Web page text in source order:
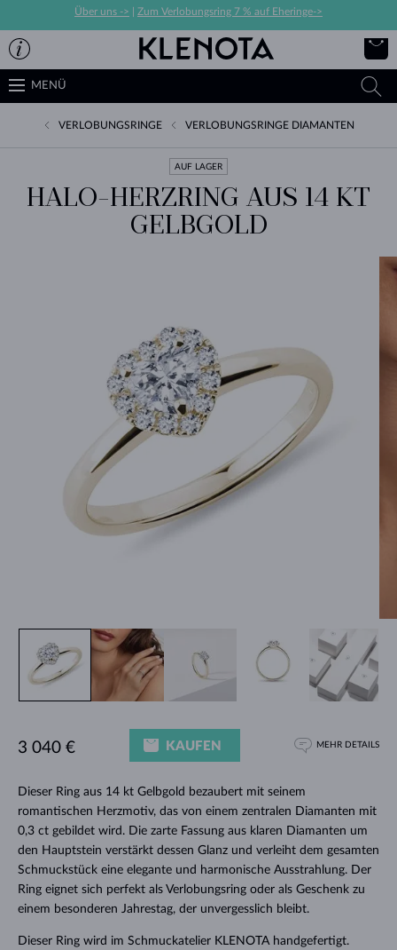
Über uns -> Zum Verlobungsring 7 % auf Eheringe->
MENÜ
VERLOBUNGSRINGE VERLOBUNGSRINGE DIAMANTEN
AUF LAGER
HALO-HERZRING AUS 14 KT
GELBGOLD
Dieser Ring aus 14 kt Gelbgold bezaubert mit seinem
romantischen Herzmotiv, das von einem zentralen Diamanten mit
0,3 ct gebildet wird. Die zarte Fassung aus klaren Diamanten um
den Hauptstein verstärkt dessen Glanz und verleiht dem gesamten
Schmuckstück eine elegante und harmonische Ausstrahlung. Der
Ring eignet sich perfekt als Verlobungsring oder als Geschenk zu
einem besonderen Jahrestag, der unvergesslich bleibt.
Dieser Ring wird im Schmuckatelier KLENOTA handgefertigt.
3 040 € KAUFEN MEHR DETAILS